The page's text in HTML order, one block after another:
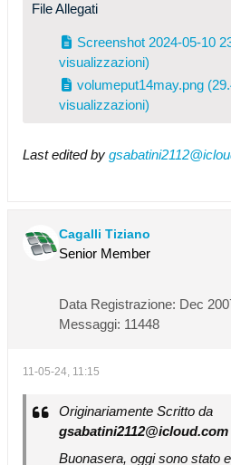
File Allegati
Screenshot 2024-05-10
visualizzazioni)
volumeput14may.png
visualizzazioni)
Last edited by
Cagalli Tiziano
Senior Member
Data Registrazione: Dec
Messaggi: 11448
11-05-24, 11:15
Originariamente Scritto da
gsabatini2112@icloud.com
Buonasera, oggi sono stato